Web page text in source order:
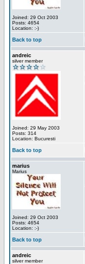
Joined: 29 Oct 2003
Posts: 4654
Location: :-)
Back to top
andreic
silver member
Joined: 29 May 2003
Posts: 314
Location: Bucuresti
Back to top
marius
Marius
Joined: 29 Oct 2003
Posts: 4654
Location: :-)
Back to top
andreic
silver member